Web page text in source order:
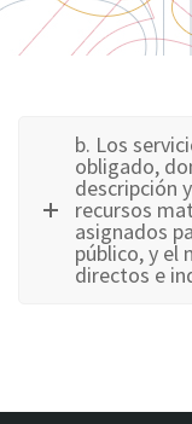
b. Los
obligado,
descripción
recursos
asignados
público, y el
directos e